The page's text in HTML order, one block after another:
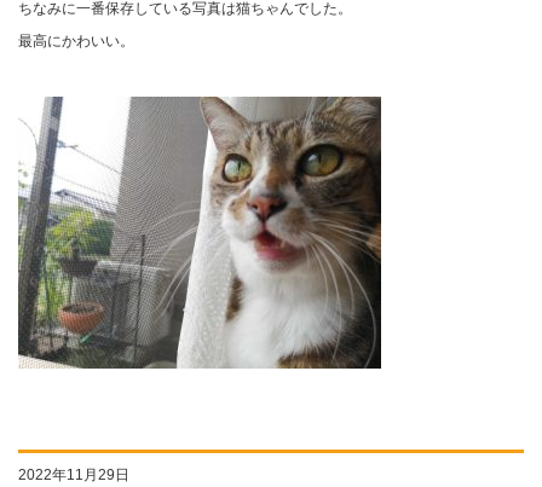
ちなみに一番保存している写真は猫ちゃんでした。
最高にかわいい。
2022年11月29日